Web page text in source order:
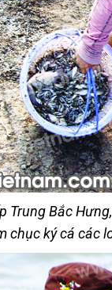
Trung Bắc
chục ký cá các